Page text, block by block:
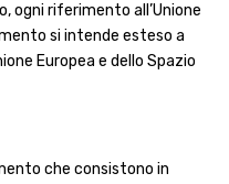
ogni riferimento all’Unione
si intende esteso a
Europea e dello Spazio
che consistono in